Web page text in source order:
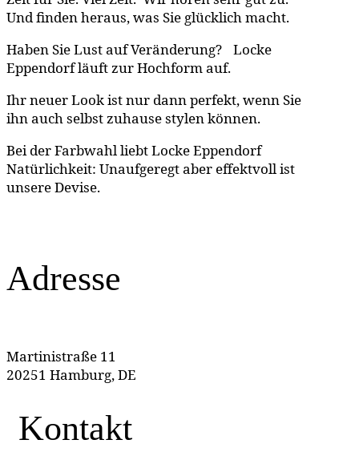
Und finden heraus, was Sie glücklich macht.
Haben Sie Lust auf Veränderung? Locke
Eppendorf läuft zur Hochform auf.
Ihr neuer Look ist nur dann perfekt, wenn Sie
ihn auch selbst zuhause stylen können.
Bei der Farbwahl liebt Locke Eppendorf
Natürlichkeit: Unaufgeregt aber effektvoll ist
unsere Devise.
Adresse
Martinistraße 11
20251 Hamburg, DE
Kontakt